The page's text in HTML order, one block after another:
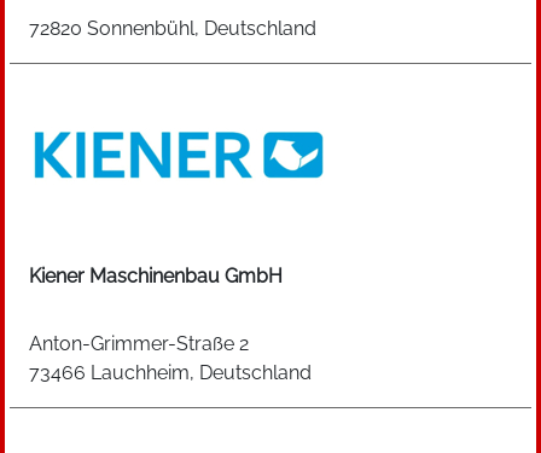
72820 Sonnenbühl, Deutschland
Kiener Maschinenbau GmbH
Anton-Grimmer-Straße 2
73466 Lauchheim, Deutschland